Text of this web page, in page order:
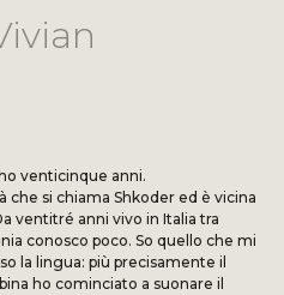
venticinque anni.
che si chiama Shkoder ed è vicina
ventitré anni vivo in Italia tra
conosco poco. So quello che mi
la lingua: più precisamente il
ho cominciato a suonare il